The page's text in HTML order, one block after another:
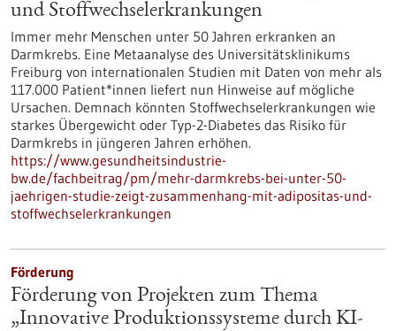
und Stoffwechselerkrankungen
Immer mehr Menschen unter 50 Jahren erkranken an
Darmkrebs. Eine Metaanalyse des Universitätsklinikums
Freiburg von internationalen Studien mit Daten von mehr als
117.000 Patient*innen liefert nun Hinweise auf mögliche
Ursachen. Demnach könnten Stoffwechselerkrankungen wie
starkes Übergewicht oder Typ-2-Diabetes das Risiko für
Darmkrebs in jüngeren Jahren erhöhen.
https://www.gesundheitsindustrie-
bw.de/fachbeitrag/pm/mehr-darmkrebs-bei-unter-50-
jaehrigen-studie-zeigt-zusammenhang-mit-adipositas-und-
stoffwechselerkrankungen
Förderung
Förderung von Projekten zum Thema
„Innovative Produktionssysteme durch KI-